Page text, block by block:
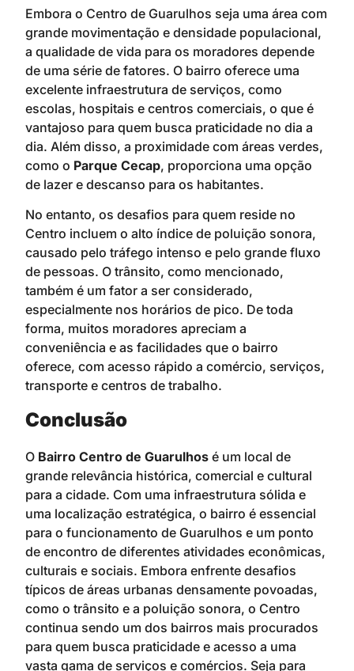
Embora o Centro de Guarulhos seja uma área com
grande movimentação e densidade populacional,
a qualidade de vida para os moradores depende
de uma série de fatores. O bairro oferece uma
excelente infraestrutura de serviços, como
escolas, hospitais e centros comerciais, o que é
vantajoso para quem busca praticidade no dia a
dia. Além disso, a proximidade com áreas verdes,
como o Parque Cecap, proporciona uma opção
de lazer e descanso para os habitantes.
No entanto, os desafios para quem reside no
Centro incluem o alto índice de poluição sonora,
causado pelo tráfego intenso e pelo grande fluxo
de pessoas. O trânsito, como mencionado,
também é um fator a ser considerado,
especialmente nos horários de pico. De toda
forma, muitos moradores apreciam a
conveniência e as facilidades que o bairro
oferece, com acesso rápido a comércio, serviços,
transporte e centros de trabalho.
Conclusão
O Bairro Centro de Guarulhos é um local de
grande relevância histórica, comercial e cultural
para a cidade. Com uma infraestrutura sólida e
uma localização estratégica, o bairro é essencial
para o funcionamento de Guarulhos e um ponto
de encontro de diferentes atividades econômicas,
culturais e sociais. Embora enfrente desafios
típicos de áreas urbanas densamente povoadas,
como o trânsito e a poluição sonora, o Centro
continua sendo um dos bairros mais procurados
para quem busca praticidade e acesso a uma
vasta gama de serviços e comércios. Seja para